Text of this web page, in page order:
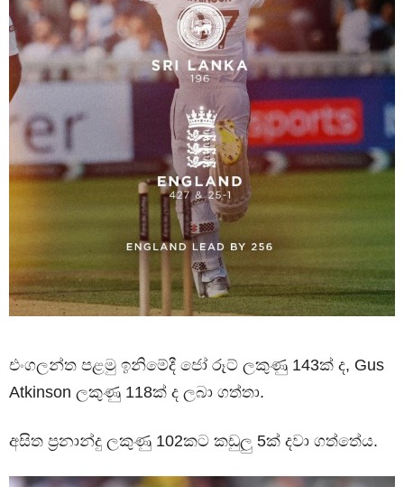
එංගලන්ත පළමු ඉනිමේදී ජෝ රූට් ලකුණු 143ක් ද, Gus
Atkinson ලකුණු 118ක් ද ලබා ගත්තා.
අසිත ප්‍රනාන්දු ලකුණු 102කට කඩුලු 5ක් දවා ගත්තේය.